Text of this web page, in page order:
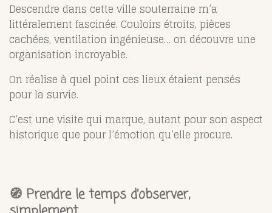
Descendre dans cette ville souterraine m’a
littéralement fascinée. Couloirs étroits, pièces
cachées, ventilation ingénieuse… on découvre une
organisation incroyable.
On réalise à quel point ces lieux étaient pensés
pour la survie.
C’est une visite qui marque, autant pour son aspect
historique que pour l’émotion qu’elle procure.
🧭 Prendre le temps d’observer,